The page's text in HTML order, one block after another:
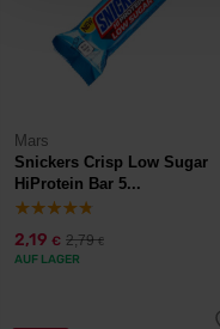
Mars
Snickers Crisp Low Sugar
HiProtein Bar 5...
2,19 € 2,79€
AUF LAGER